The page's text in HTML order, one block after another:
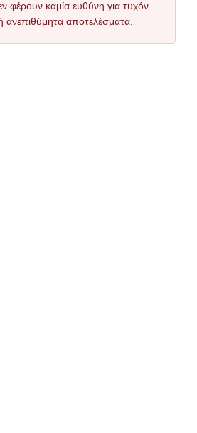
φέρουν καμία ευθύνη για τυχόν
ανεπιθύμητα αποτελέσματα.